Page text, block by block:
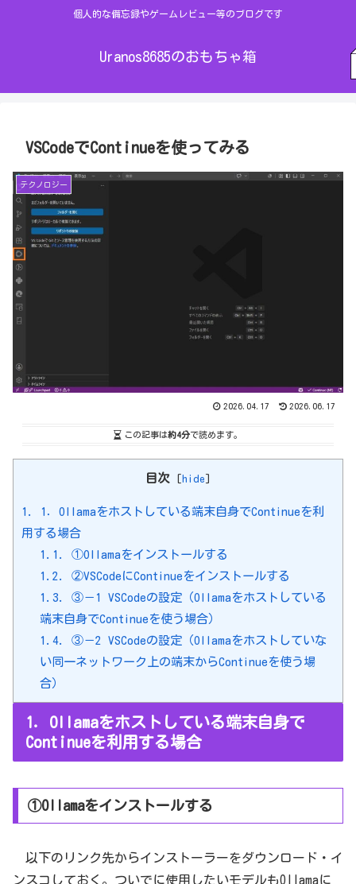
個人的な備忘録やゲームレビュー等のブログです
Uranos8685のおもちゃ箱
VSCodeでContinueを使ってみる
テクノロジー
2026.04.17 2026.06.17
この記事は約4分で読めます。
目次 [ hide ]
1.
1．Ollamaをホストしている端末自身でContinueを利
用する場合
1.1.
①Ollamaをインストールする
1.2.
②VSCodeにContinueをインストールする
1.3.
③－1 VSCodeの設定（Ollamaをホストしている
端末自身でContinueを使う場合）
1.4.
③－2 VSCodeの設定（Ollamaをホストしていな
い同一ネットワーク上の端末からContinueを使う場
合）
1．Ollamaをホストしている端末自身で
Continueを利用する場合
①Ollamaをインストールする
以下のリンク先からインストーラーをダウンロード・イ
ンスコしておく。ついでに使用したいモデルもOllamaに